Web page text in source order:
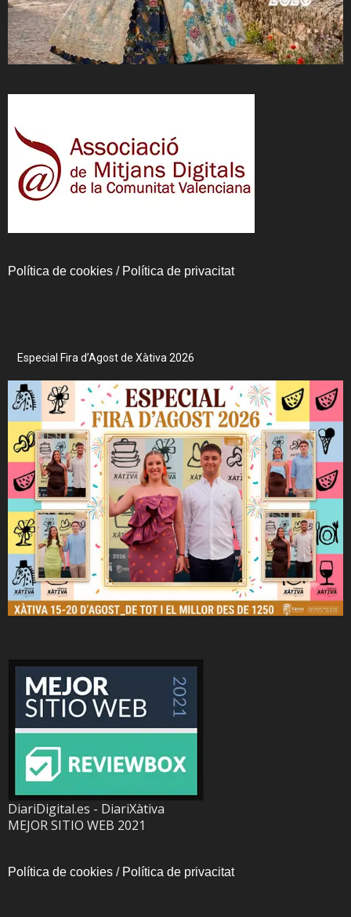
Política de cookies / Política de privacitat
Especial Fira d’Agost de Xàtiva 2026
DiariDigital.es - DiariXàtiva
MEJOR SITIO WEB 2021
Política de cookies / Política de privacitat